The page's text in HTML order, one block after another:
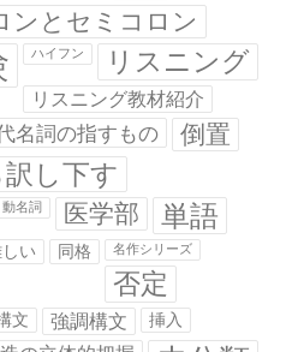
ンとセミコロン
ハイフン リスニング
リスニング教材紹介
名詞の指すもの 倒置
し下す
動名詞 医学部 単語
い 同格 名作シリーズ
否定
文 強調構文 挿入